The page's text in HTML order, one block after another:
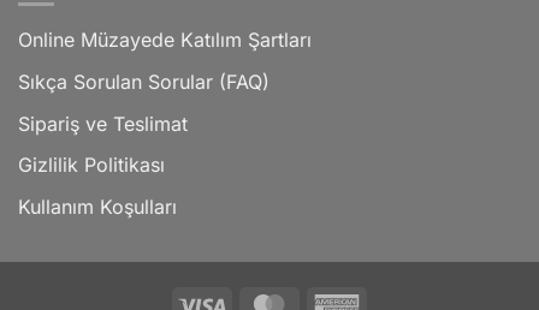
Online Müzayede Katılım Şartları
Sıkça Sorulan Sorular (FAQ)
Sipariş ve Teslimat
Gizlilik Politikası
Kullanım Koşulları
Visa MasterCard